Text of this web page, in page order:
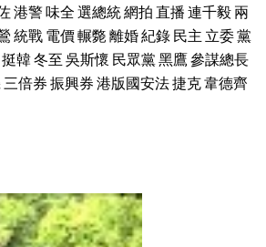
港警味全選總統網拍直播連千毅兩
統戰電價輾斃離婚紀錄民主 立委黨
挺韓冬至吳斯懷 民眾黨黑鷹參謀總長
三倍券振興券港版國安法捷克韋德齊